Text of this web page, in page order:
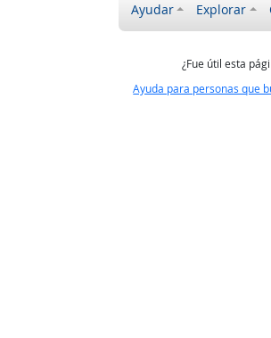
Ayudar Explorar
¿Fue útil esta
Ayuda para personas que